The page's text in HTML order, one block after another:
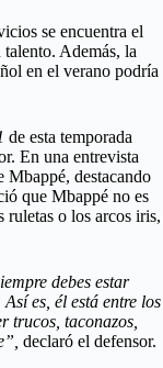
se encuentra el
Además, la
en el verano podría
de esta temporada
En una entrevista
Mbappé, destacando
que Mbappé no es
ruletas o los arcos iris,
debes estar
es, él está entre los
trucos, taconazos,
declaró el defensor.